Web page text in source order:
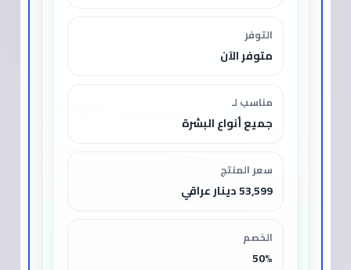
التوفر
متوفر الآن
مناسب لـ
جميع أنواع البشرة
سعر المنتج
53,599 دينار عراقي
الخصم
50%